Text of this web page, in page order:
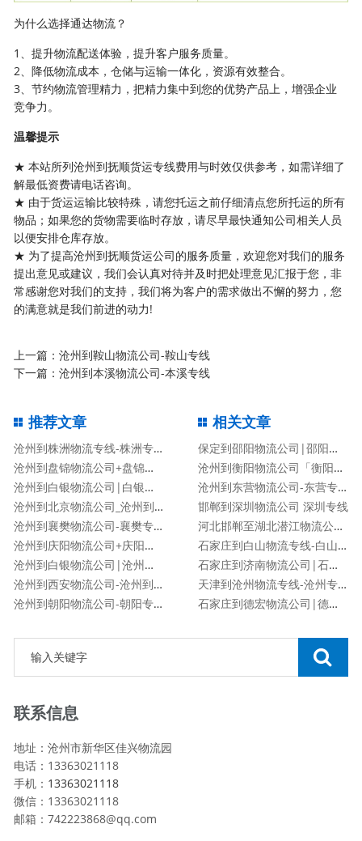
为什么选择通达物流？
1、提升物流配送体验，提升客户服务质量。
2、降低物流成本，仓储与运输一体化，资源有效整合。
3、节约物流管理精力，把精力集中到您的优势产品上，增强企业
竞争力。
温馨提示
★ 本站所列沧州到抚顺货运专线费用与时效仅供参考，如需详细了
解最低资费请电话咨询。
★ 由于货运运输比较特殊，请您托运之前仔细清点您所托运的所有
物品；如果您的货物需要临时存放，请尽早最快通知公司相关人员
以便安排仓库存放。
★ 为了提高沧州到抚顺货运公司的服务质量，欢迎您对我们的服务
提出意见或建议，我们会认真对待并及时把处理意见汇报于您，非
常感谢您对我们的支持，我们将为客户的需求做出不懈的努力，您
的满意就是我们前进的动力!
上一篇：沧州到鞍山物流公司-鞍山专线
下一篇：沧州到本溪物流公司-本溪专线
推荐文章
沧州到株洲物流专线-株洲专线
沧州到盘锦物流公司+盘锦专线
沧州到白银物流公司|白银专线
沧州到北京物流公司_沧州到北京物流专线
沧州到襄樊物流公司-襄樊专线
沧州到庆阳物流公司+庆阳专线
沧州到白银物流公司|沧州到白银货运专线
沧州到西安物流公司-沧州到西安货运专线
沧州到朝阳物流公司-朝阳专线
相关文章
保定到邵阳物流公司|邵阳专线
沧州到衡阳物流公司「衡阳专线」
沧州到东营物流公司-东营专线
邯郸到深圳物流公司 深圳专线
河北邯郸至湖北潜江物流公司|河北邯郸至湖北潜江货运专线
石家庄到白山物流专线-白山专线
石家庄到济南物流公司|石家庄到济南货运专线
天津到沧州物流专线-沧州专线
石家庄到德宏物流公司|德宏专线
联系信息
地址：沧州市新华区佳兴物流园
电话：13363021118
手机： 13363021118
微信：13363021118
邮箱：742223868@qq.com